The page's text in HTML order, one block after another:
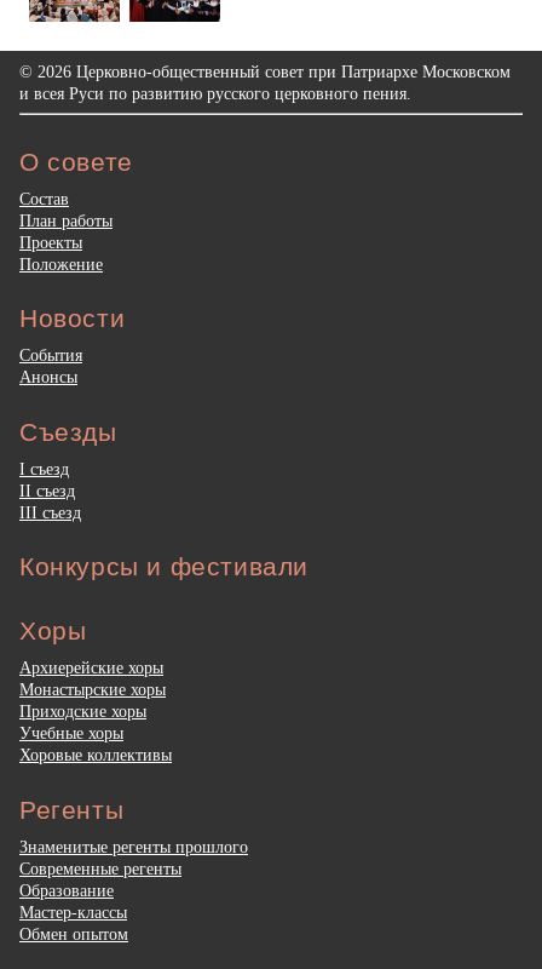
© 2026 Церковно-общественный совет при Патриархе Московском
и всея Руси по развитию русского церковного пения.
О совете
Состав
План работы
Проекты
Положение
Новости
События
Анонсы
Съезды
I съезд
II съезд
III съезд
Конкурсы и фестивали
Хоры
Архиерейские хоры
Монастырские хоры
Приходские хоры
Учебные хоры
Хоровые коллективы
Регенты
Знаменитые регенты прошлого
Современные регенты
Образование
Мастер-классы
Обмен опытом